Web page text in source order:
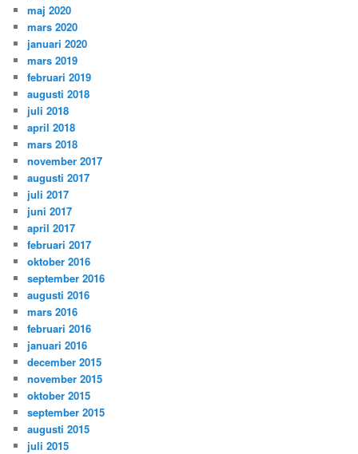
maj 2020
mars 2020
januari 2020
mars 2019
februari 2019
augusti 2018
juli 2018
april 2018
mars 2018
november 2017
augusti 2017
juli 2017
juni 2017
april 2017
februari 2017
oktober 2016
september 2016
augusti 2016
mars 2016
februari 2016
januari 2016
december 2015
november 2015
oktober 2015
september 2015
augusti 2015
juli 2015